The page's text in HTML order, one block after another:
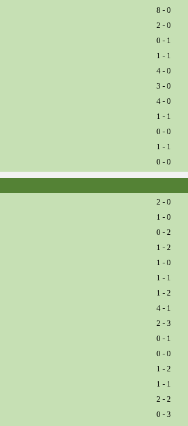
8 - 0
2 - 0
0 - 1
1 - 1
4 - 0
3 - 0
4 - 0
1 - 1
0 - 0
1 - 1
0 - 0
2 - 0
1 - 0
0 - 2
1 - 2
1 - 0
1 - 1
1 - 2
4 - 1
2 - 3
0 - 1
0 - 0
1 - 2
1 - 1
2 - 2
0 - 3